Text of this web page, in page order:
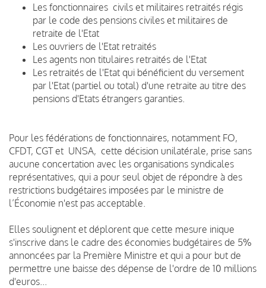
Les fonctionnaires civils et militaires retraités régis
par le code des pensions civiles et militaires de
retraite de l'Etat
Les ouvriers de l'Etat retraités
Les agents non titulaires retraités de l'Etat
Les retraités de l'Etat qui bénéficient du versement
par l'Etat (partiel ou total) d'une retraite au titre des
pensions d'Etats étrangers garanties.
Pour les fédérations de fonctionnaires, notamment FO,
CFDT, CGT et UNSA, cette décision unilatérale, prise sans
aucune concertation avec les organisations syndicales
représentatives, qui a pour seul objet de répondre à des
restrictions budgétaires imposées par le ministre de
l’Économie n'est pas acceptable.
Elles soulignent et déplorent que cette mesure inique
s'inscrive dans le cadre des économies budgétaires de 5%
annoncées par la Première Ministre et qui a pour but de
permettre une baisse des dépense de l'ordre de 10 millions
d'euros...